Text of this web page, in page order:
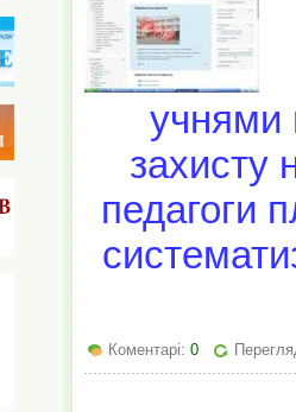
учнями
захисту
педагоги
Коментарі: 0